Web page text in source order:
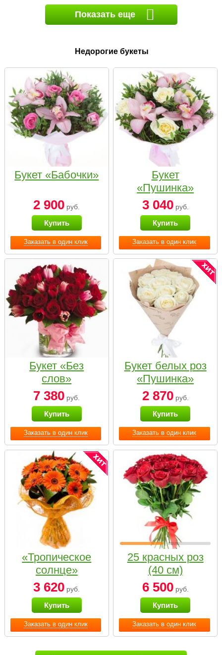
Показать еще
Недорогие букеты
Заказать в один клик
Букет «Бабочки»
2 900 руб.
Купить
Заказать в один клик
Букет
«Пушинка»
3 040руб.
Купить
Заказать в один клик
Букет «Без
слов»
7 380 руб.
Купить
Заказать в один клик
Букет белых роз
«Пушинка»
2 870руб.
Купить
Заказать в один клик
«Тропическое
солнце»
3 620 руб.
Купить
Заказать в один клик
25 красных роз
(40 см)
6 500руб.
Купить